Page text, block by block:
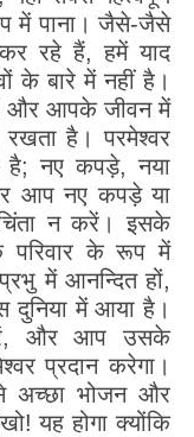
में पाना। जैसे-जैसे
रहे हैं, हमें याद
के बारे में नहीं है।
और आपके जीवन में
रखता है। परमेश्वर
है; नए कपड़े, नया
आप नए कपड़े या
न करें। इसके
परिवार के रूप में
में आनन्दित हों,
दुनिया में आया है।
और आप उसके
प्रदान करेगा।
अच्छा भोजन और
यह होगा क्योंकि